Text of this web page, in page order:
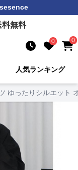
無料
0 0
人気ランキング
ゆったりシルエット